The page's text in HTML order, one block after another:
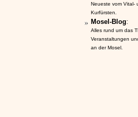
Neueste vom Vital-
Kurfürsten.
Mosel-Blog:
Alles rund um das
Veranstaltungen
an der Mosel.